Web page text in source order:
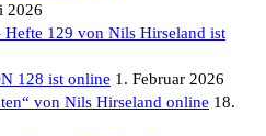
2026
Hefte 129 von Nils Hirseland ist
128 ist online 1. Februar 2026
von Nils Hirseland online 18.